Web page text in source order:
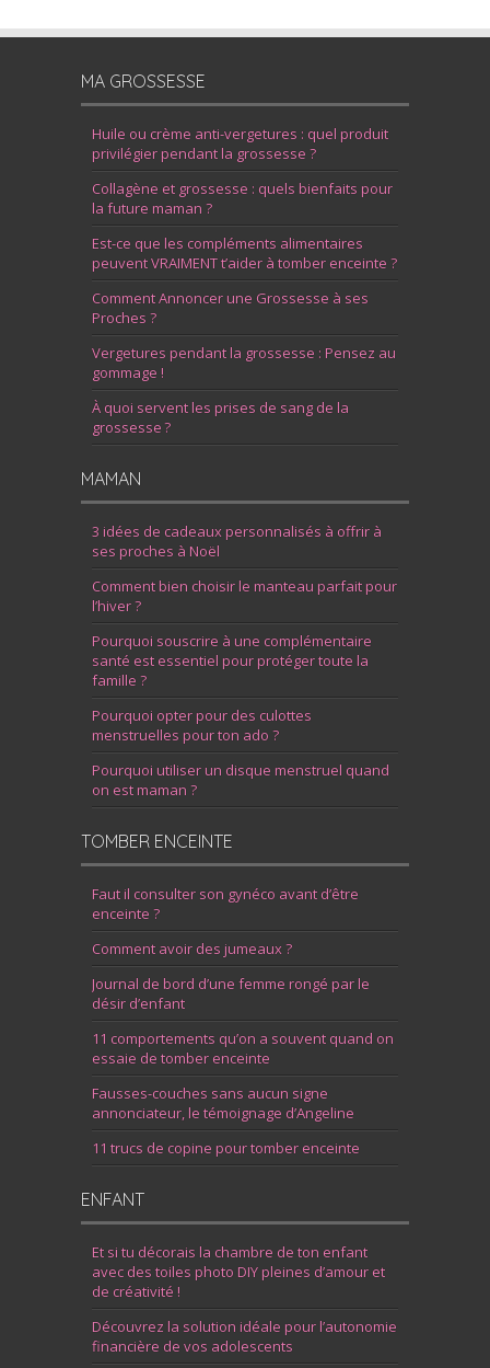
MA GROSSESSE
Huile ou crème anti-vergetures : quel produit
privilégier pendant la grossesse ?
Collagène et grossesse : quels bienfaits pour
la future maman ?
Est-ce que les compléments alimentaires
peuvent VRAIMENT t’aider à tomber enceinte ?
Comment Annoncer une Grossesse à ses
Proches ?
Vergetures pendant la grossesse : Pensez au
gommage !
À quoi servent les prises de sang de la
grossesse ?
MAMAN
3 idées de cadeaux personnalisés à offrir à
ses proches à Noël
Comment bien choisir le manteau parfait pour
l’hiver ?
Pourquoi souscrire à une complémentaire
santé est essentiel pour protéger toute la
famille ?
Pourquoi opter pour des culottes
menstruelles pour ton ado ?
Pourquoi utiliser un disque menstruel quand
on est maman ?
TOMBER ENCEINTE
Faut il consulter son gynéco avant d’être
enceinte ?
Comment avoir des jumeaux ?
Journal de bord d’une femme rongé par le
désir d’enfant
11 comportements qu’on a souvent quand on
essaie de tomber enceinte
Fausses-couches sans aucun signe
annonciateur, le témoignage d’Angeline
11 trucs de copine pour tomber enceinte
ENFANT
Et si tu décorais la chambre de ton enfant
avec des toiles photo DIY pleines d’amour et
de créativité !
Découvrez la solution idéale pour l’autonomie
financière de vos adolescents